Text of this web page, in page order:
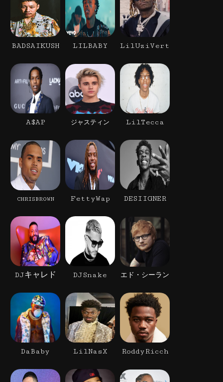
BADSAIKUSH LILBABY LilUziVert
A$AP ジャスティン LilTecca
CHRISBROWN FettyWap DESIIGNER
DJキャレド DJSnake エド・シーラン
DaBaby LilNasX RoddyRicch